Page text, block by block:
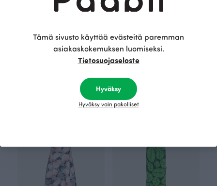
Vihreä
110.00 EUR
Tämä sivusto käyttää evästeitä paremman
asiakaskokemuksen luomiseksi.
Tietosuojaseloste
Hyväksy
Hyväksy vain pakolliset